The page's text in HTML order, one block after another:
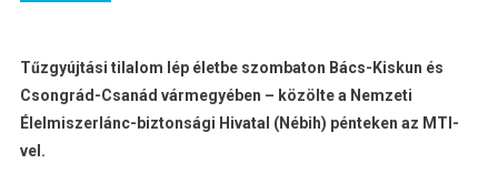
Tűzgyújtási tilalom lép életbe szombaton Bács-Kiskun és
Csongrád-Csanád vármegyében – közölte a Nemzeti
Élelmiszerlánc-biztonsági Hivatal (Nébih) pénteken az MTI-
vel.